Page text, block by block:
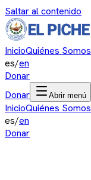
Saltar al contenido
InicioQuiénes Somos
es/en
Donar
Donar
Abrir menú
InicioQuiénes Somos
es/en
Donar